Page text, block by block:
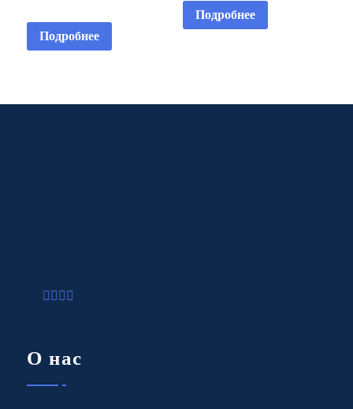
Подробнее
Подробнее
О нас